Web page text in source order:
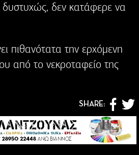
δυστυχώς, δεν κατάφερε να
πιθανότατα την ερχόμενη
από το νεκροταφείο της
SHARE: